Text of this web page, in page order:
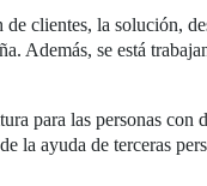
clientes, la solución,
Además, se está
para las personas
la ayuda de terceras